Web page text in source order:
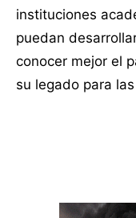
instituciones
puedan
conocer mejor el
su legado para